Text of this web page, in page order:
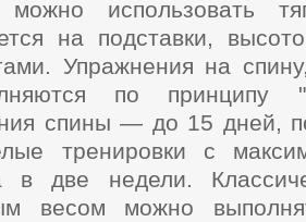
можно использовать
на подставки,
Упражнения на
по принципу
спины — до 15 дней,
тренировки с
в две недели.
весом можно